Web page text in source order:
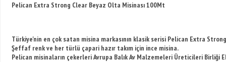
Pelican Extra Strong Clear Beyaz Olta Misinası 100Mt
Türkiye'nin en çok satan misina markasının klasik serisi Pelican Extra
Şeffaf renk ve her türlü çapari hazır takım için ince misina.
Pelican misinaların çekerleri Avrupa Balık Av Malzemeleri Üreticileri Birliği